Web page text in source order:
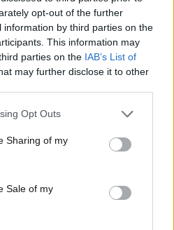
opt-out of the further
by third parties on the
This information may
parties on the IAB’s List of
may further disclose it to other
app uses one or more Google
behaviour. You may click to
and its third-party tags to
purposes in below Google
Opt Outs
Sharing of my
Sale of my
των λογαριασμών